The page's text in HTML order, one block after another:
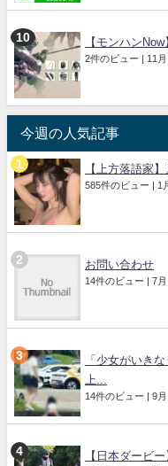
【モンハン
2件のビュー | 11
今週の人気記事
【上方落語家
585件のビュー | 1
お問い合わせ
14件のビュー | 7
「少女がいき
上...
14件のビュー | 9
【日本ダービ